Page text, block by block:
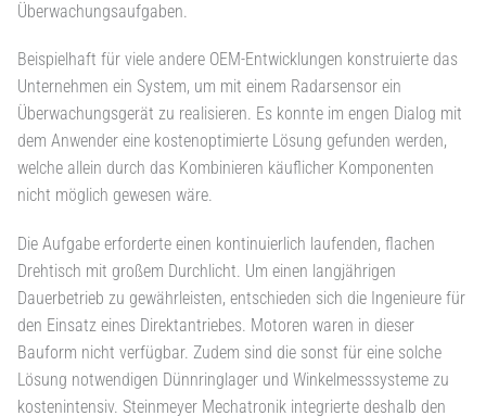
Überwachungsaufgaben.
Beispielhaft für viele andere OEM-Entwicklungen konstruierte das
Unternehmen ein System, um mit einem Radarsensor ein
Überwachungsgerät zu realisieren. Es konnte im engen Dialog mit
dem Anwender eine kostenoptimierte Lösung gefunden werden,
welche allein durch das Kombinieren käuflicher Komponenten
nicht möglich gewesen wäre.
Die Aufgabe erforderte einen kontinuierlich laufenden, flachen
Drehtisch mit großem Durchlicht. Um einen langjährigen
Dauerbetrieb zu gewährleisten, entschieden sich die Ingenieure für
den Einsatz eines Direktantriebes. Motoren waren in dieser
Bauform nicht verfügbar. Zudem sind die sonst für eine solche
Lösung notwendigen Dünnringlager und Winkelmesssysteme zu
kostenintensiv. Steinmeyer Mechatronik integrierte deshalb den